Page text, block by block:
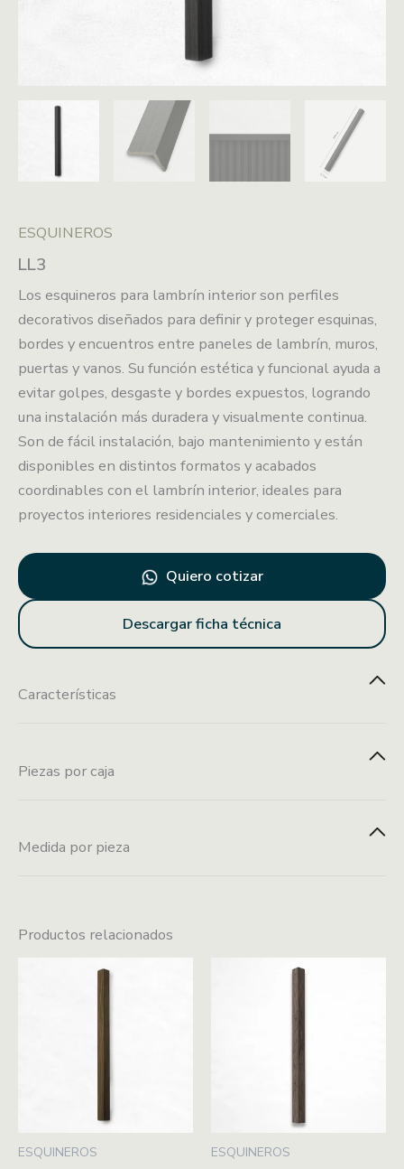
ESQUINEROS
LL3
Los esquineros para lambrín interior son perfiles
decorativos diseñados para definir y proteger esquinas,
bordes y encuentros entre paneles de lambrín, muros,
puertas y vanos. Su función estética y funcional ayuda a
evitar golpes, desgaste y bordes expuestos, logrando
una instalación más duradera y visualmente continua.
Son de fácil instalación, bajo mantenimiento y están
disponibles en distintos formatos y acabados
coordinables con el lambrín interior, ideales para
proyectos interiores residenciales y comerciales.
Quiero cotizar
Descargar ficha técnica
Características
Instalación con
Piezas por caja
Medida por pieza
Productos relacionados
ESQUINEROS ESQUINEROS